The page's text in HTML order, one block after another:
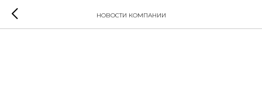
НОВОСТИ КОМПАНИИ